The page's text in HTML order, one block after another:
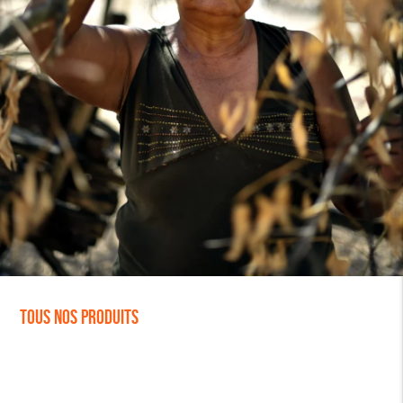
Tous nos produits